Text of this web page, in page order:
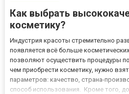
Как выбрать
косметику?
Индустрия красоты стремительно
появляется всё больше
позволяют осуществить процедуры
чем приобрести косметику, нужно
параметров: качество, страна-
способ использования. Кроме того,